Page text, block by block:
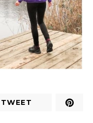
TWEET